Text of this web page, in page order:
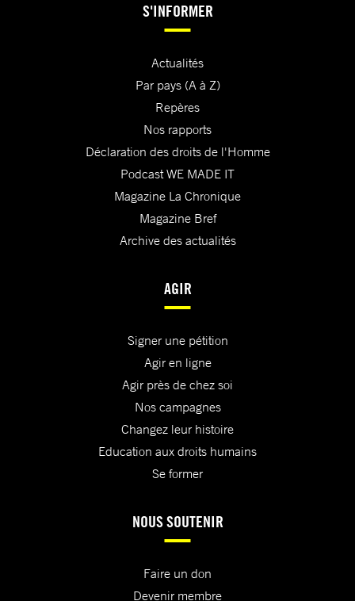
S'INFORMER
Actualités
Par pays (A à Z)
Repères
Nos rapports
Déclaration des droits de l'Homme
Podcast WE MADE IT
Magazine La Chronique
Magazine Bref
Archive des actualités
AGIR
Signer une pétition
Agir en ligne
Agir près de chez soi
Nos campagnes
Changez leur histoire
Education aux droits humains
Se former
NOUS SOUTENIR
Faire un don
Devenir membre